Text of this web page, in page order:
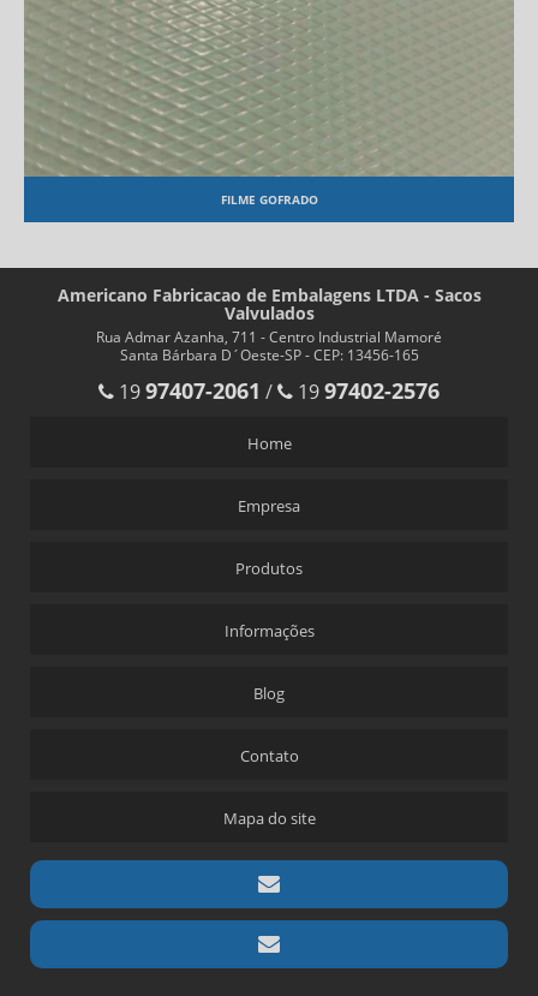
FILME GOFRADO
Americano Fabricacao de Embalagens LTDA - Sacos
Valvulados
Rua Admar Azanha, 711 - Centro Industrial Mamoré
Santa Bárbara D´Oeste-SP - CEP: 13456-165
1997407-2061 / 1997402-2576
Home
Empresa
Produtos
Informações
Blog
Contato
Mapa do site